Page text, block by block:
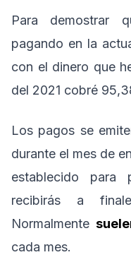
Para demostrar
pagando en la
con el dinero que
del 2021 cobré
Los pagos se
durante el mes de
establecido
recibirás a
Normalmente
cada mes.